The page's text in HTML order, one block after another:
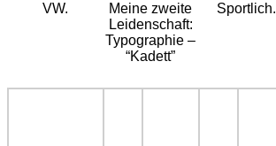
VW.
Meine zweite
Leidenschaft:
Typographie –
“Kadett”
Sportlich.